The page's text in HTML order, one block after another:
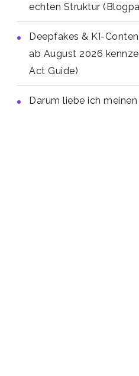
echten Struktur
Deepfakes & KI-
ab August 2026
Act Guide)
Darum liebe ich